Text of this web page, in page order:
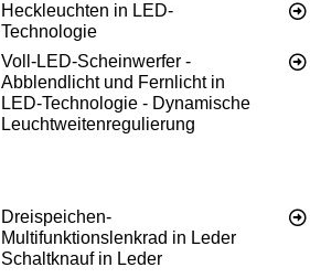
Heckleuchten in LED-
Technologie
Voll-LED-Scheinwerfer -
Abblendlicht und Fernlicht in
LED-Technologie - Dynamische
Leuchtweitenregulierung
Dreispeichen-
Multifunktionslenkrad in Leder
Schaltknauf in Leder